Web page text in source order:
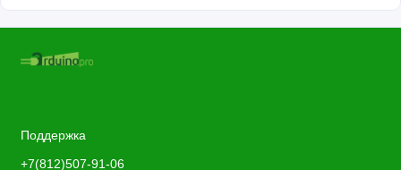
Поддержка
+7(812)507-91-06